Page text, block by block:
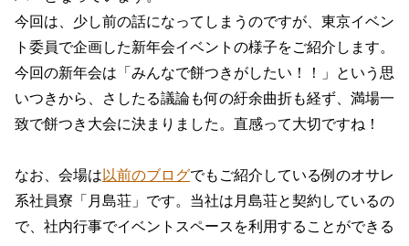
今回は、少し前の話になってしまうのですが、東京イベン
ト委員で企画した新年会イベントの様子をご紹介します。
今回の新年会は「みんなで餅つきがしたい！！」という思
いつきから、さしたる議論も何の紆余曲折も経ず、満場一
致で餅つき大会に決まりました。直感って大切ですね！
なお、会場は 以前のブログでもご紹介している例のオサレ
系社員寮「月島荘」です。当社は月島荘と契約しているの
で、社内行事でイベントスペースを利用することができる